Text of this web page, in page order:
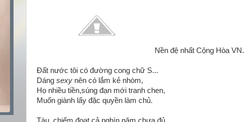
Nền đệ nhất Cộng Hòa VN.
Đất nước tôi có đường cong chữ S...
Dáng sexy nên có lắm kẻ nhòm,
Họ nhiều tiền,súng đạn mới tranh chen,
Muốn giành lấy đặc quyền làm chủ.